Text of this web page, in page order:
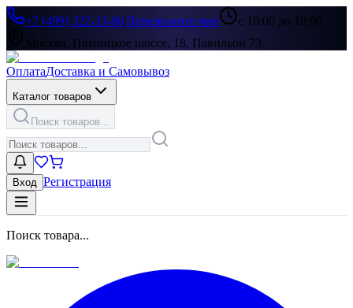
+7 (499) 322-33-86|Перезвоните мне
с 10:00 до 19:00
Москва, Пятницкое шоссе, 18, Павильон 73
ОплатаДоставка и Самовывоз
Каталог товаров
Поиск товаров...
Вход Регистрация
Поиск товара...